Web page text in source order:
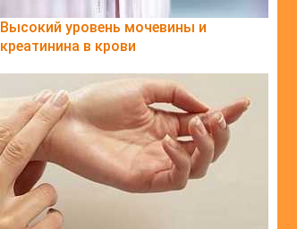
Высокий уровень мочевины и
креатинина в крови